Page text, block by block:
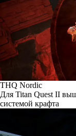
THQ Nordic
Для Titan Quest II
системой крафта